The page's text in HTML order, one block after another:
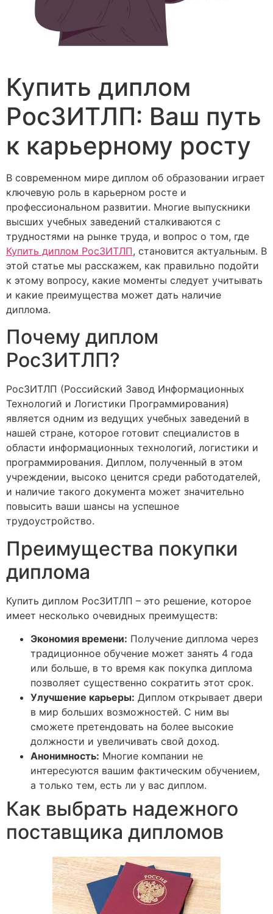
Купить диплом
РосЗИТЛП: Ваш путь
к карьерному росту
В современном мире диплом об образовании играет
ключевую роль в карьерном росте и
профессиональном развитии. Многие выпускники
высших учебных заведений сталкиваются с
трудностями на рынке труда, и вопрос о том, где
Купить диплом РосЗИТЛП, становится актуальным. В
этой статье мы расскажем, как правильно подойти
к этому вопросу, какие моменты следует учитывать
и какие преимущества может дать наличие
диплома.
Почему диплом
РосЗИТЛП?
РосЗИТЛП (Российский Завод Информационных
Технологий и Логистики Программирования)
является одним из ведущих учебных заведений в
нашей стране, которое готовит специалистов в
области информационных технологий, логистики и
программирования. Диплом, полученный в этом
учреждении, высоко ценится среди работодателей,
и наличие такого документа может значительно
повысить ваши шансы на успешное
трудоустройство.
Преимущества покупки
диплома
Купить диплом РосЗИТЛП – это решение, которое
имеет несколько очевидных преимуществ:
Экономия времени: Получение диплома через
традиционное обучение может занять 4 года
или больше, в то время как покупка диплома
позволяет существенно сократить этот срок.
Улучшение карьеры: Диплом открывает двери
в мир больших возможностей. С ним вы
сможете претендовать на более высокие
должности и увеличивать свой доход.
Анонимность: Многие компании не
интересуются вашим фактическим обучением,
а только тем, есть ли у вас диплом.
Как выбрать надежного
поставщика дипломов